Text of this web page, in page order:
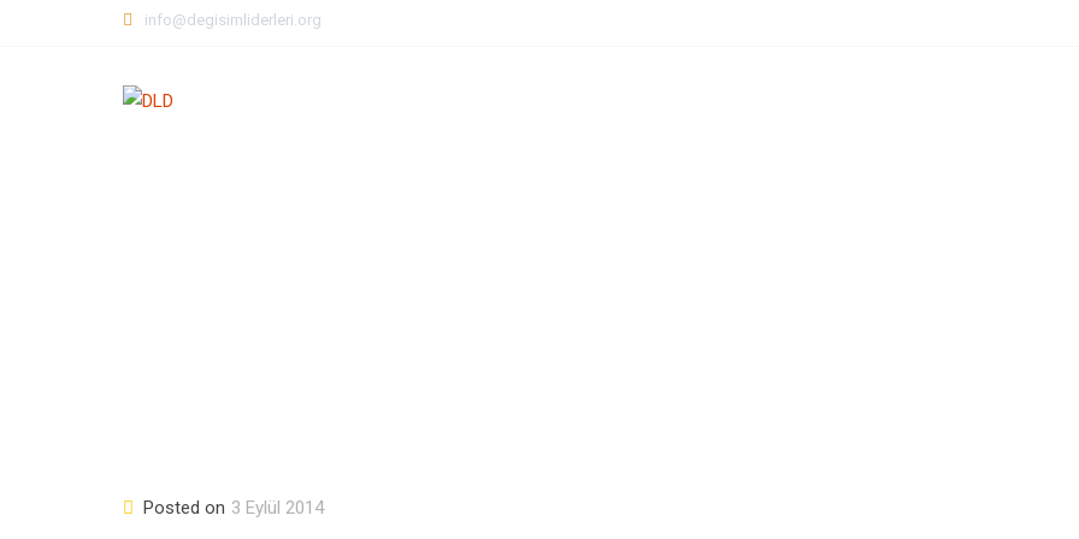
info@degisimliderleri.org
Posted on 3 Eylül 2014